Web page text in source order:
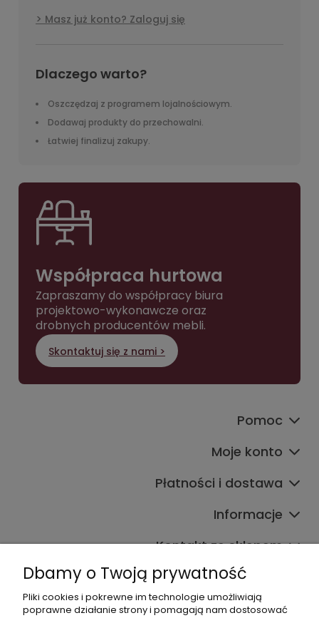
Masz już konto? Zaloguj się
Dlaczego warto?
Oszczędzaj z programem lojalnościowym.
Dodawaj produkty do przechowalni.
Łatwiej finalizuj zakupy.
Współpraca hurtowa
Zapraszamy do współpracy biura
projektowo-wykonawcze oraz
drobnych producentów mebli.
Skontaktuj się z nami >
Pomoc
Moje konto
Płatności i dostawa
Informacje
Kontakt ze sklepem
Dane kontaktowe
Dbamy o Twoją prywatność
Pliki cookies i pokrewne im technologie umożliwiają
poprawne działanie strony i pomagają nam dostosować